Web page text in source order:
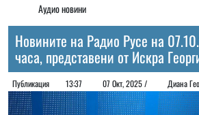
Аудио новини
Новините на Радио Русе на
часа, представени от Искра
Публикация 13:37 07 Окт, 2025 / Диана